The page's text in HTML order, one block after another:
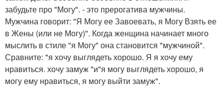
забудьте про "Могу". - это прерогатива мужчины.
Мужчина говорит: "Я Могу ее Завоевать, я Могу Взять ее
в Жены (или не Могу)". Когда женщина начинает много
мыслить в стиле "я Могу" она становится "мужчиной".
Сравните: "я хочу выглядеть хорошо. Я я хочу ему
нравиться. хочу замуж "и"я могу выглядеть хорошо, я
могу ему нравиться, я могу выйти замуж".